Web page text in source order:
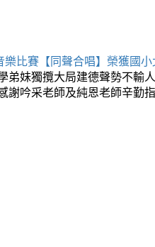
比賽【同聲合唱】榮獲國
弟妹獨攬大局建德聲勢不輸
謝吟采老師及純恩老師辛勤